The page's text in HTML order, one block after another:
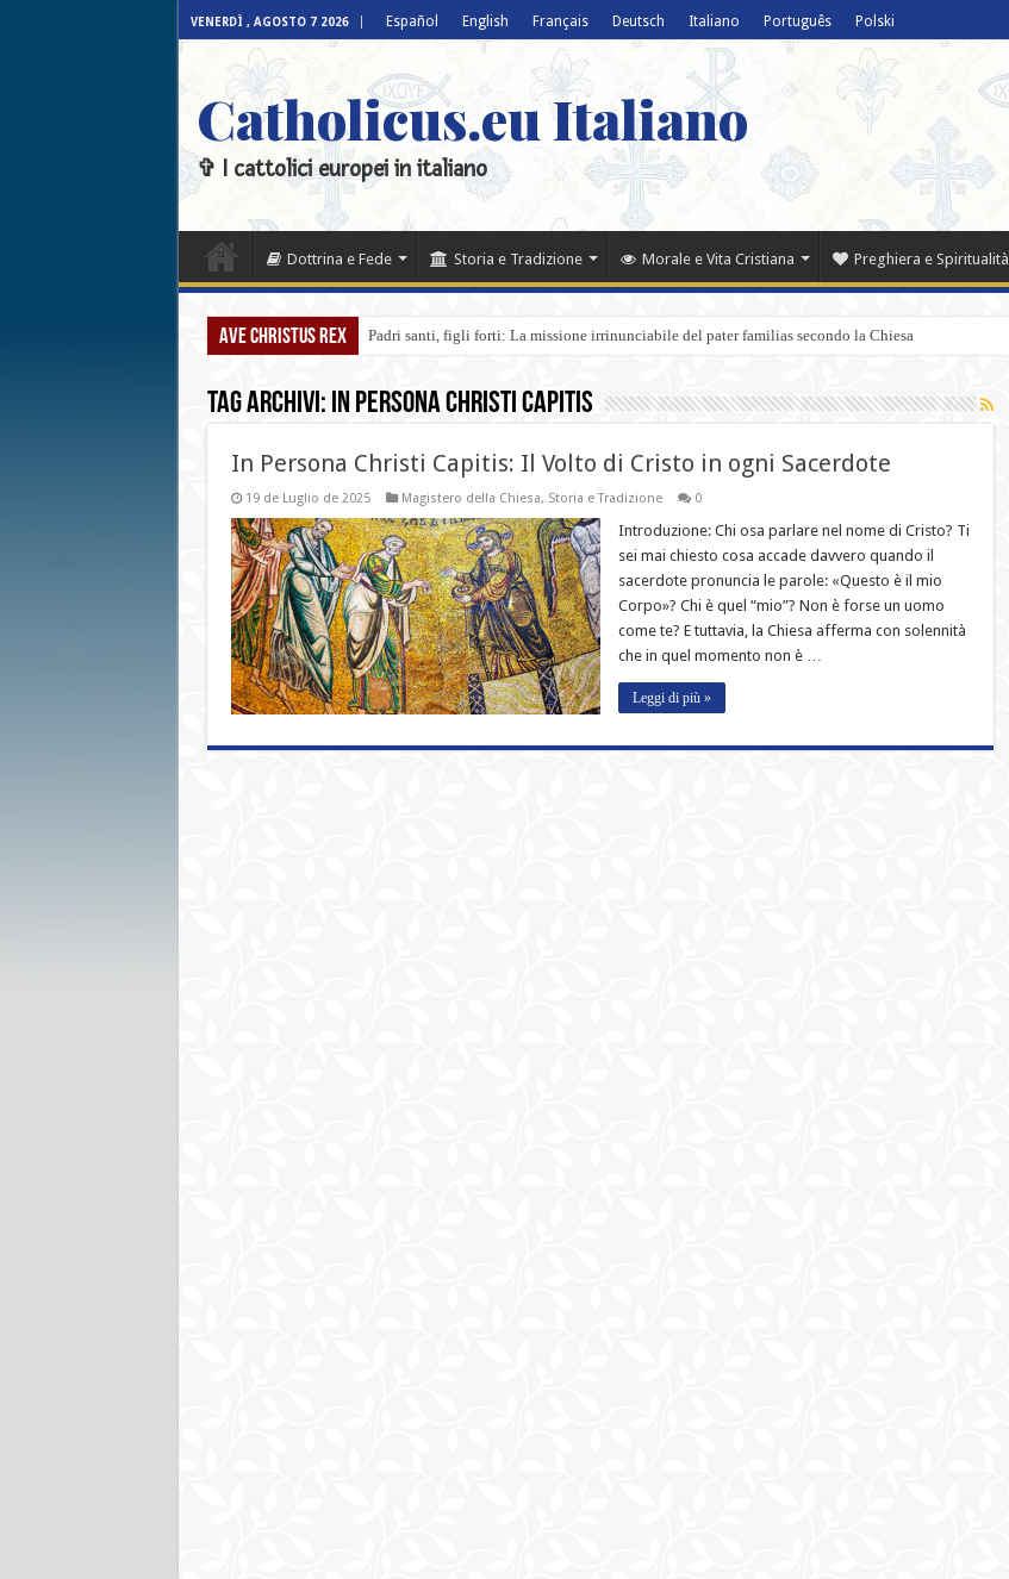
VENERDÌ , AGOSTO 7 2026 Español English Français Deutsch Italiano Português Polski
Catholicus.eu Italiano
✞ I cattolici europei in italiano
Dottrina e Fede Storia e Tradizione Morale e Vita Cristiana Preghiera e Spiritualità
Ave Christus Rex Padri santi, figli forti: La missione irrinunciabile del pater familias secondo la Chiesa
Tag Archivi: In Persona Christi Capitis
In Persona Christi Capitis: Il Volto di Cristo in ogni Sacerdote
19 de Luglio de 2025 Magistero della Chiesa, Storia e Tradizione 0
Introduzione: Chi osa parlare nel nome di Cristo? Ti
sei mai chiesto cosa accade davvero quando il
sacerdote pronuncia le parole: «Questo è il mio
Corpo»? Chi è quel “mio”? Non è forse un uomo
come te? E tuttavia, la Chiesa afferma con solennità
che in quel momento non è …
Leggi di più »